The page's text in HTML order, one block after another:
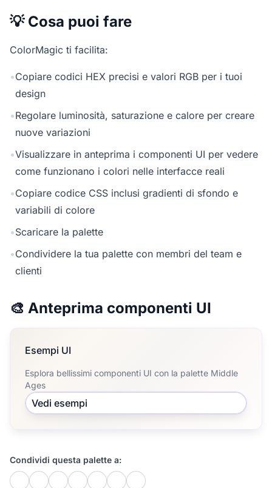
💡 Cosa puoi fare
ColorMagic ti facilita:
•Copiare codici HEX precisi e valori RGB per i tuoi
design
•Regolare luminosità, saturazione e calore per creare
nuove variazioni
•Visualizzare in anteprima i componenti UI per vedere
come funzionano i colori nelle interfacce reali
•Copiare codice CSS inclusi gradienti di sfondo e
variabili di colore
•Scaricare la palette
•Condividere la tua palette con membri del team e
clienti
🎨 Anteprima componenti UI
Esempi UI
Esplora bellissimi componenti UI con la palette Middle
Ages
Vedi esempi
Condividi questa palette a: